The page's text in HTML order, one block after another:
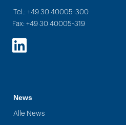
Tel.: +49 30 40005-300
Fax: +49 30 40005-319
LinkedIn
News
Alle News